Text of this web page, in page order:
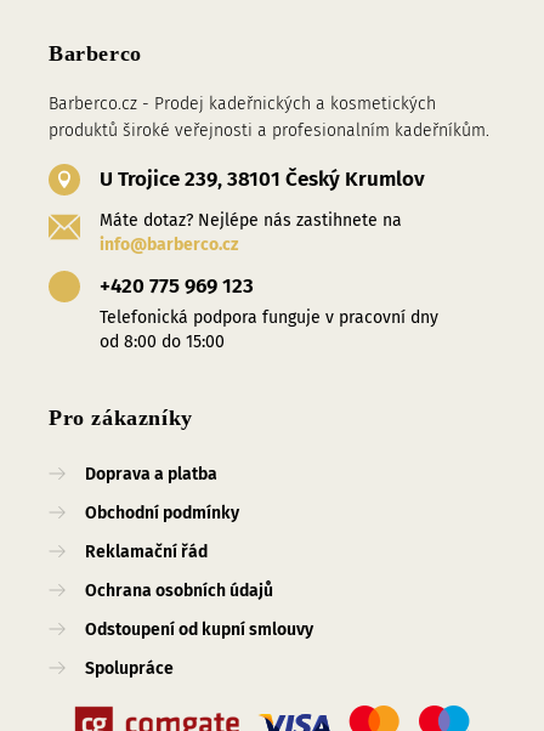
Barberco
Barberco.cz - Prodej kadeřnických a kosmetických
produktů široké veřejnosti a profesionalním kadeřníkům.
U Trojice 239, 38101 Český Krumlov
Máte dotaz? Nejlépe nás zastihnete na
info@barberco.cz
+420 775 969 123
Telefonická podpora funguje v pracovní dny
od 8:00 do 15:00
Pro zákazníky
Doprava a platba
Obchodní podmínky
Reklamační řád
Ochrana osobních údajů
Odstoupení od kupní smlouvy
Spolupráce